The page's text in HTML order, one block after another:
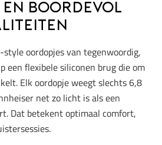
en boordevol
oordopjes van tegenwoordig,
een flexibele siliconen brug die om
Elk oordopje weegt slechts 6,8
net zo licht is als een
Dat betekent optimaal comfort,